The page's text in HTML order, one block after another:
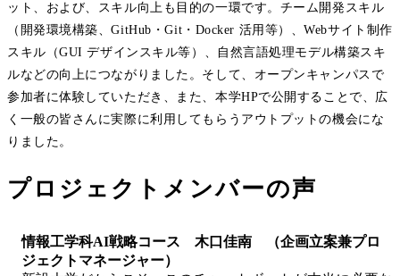
ット、および、スキル向上も目的の一環です。チーム開発スキル
（開発環境構築、GitHub・Git・Docker 活用等）、Webサイト制作
スキル（GUI デザインスキル等）、自然言語処理モデル構築スキ
ルなどの向上につながりました。そして、オープンキャンパスで
参加者に体験していただき、また、本学HPで公開することで、広
く一般の皆さんに実際に利用してもらうアウトプットの機会にな
りました。
プロジェクトメンバーの声
情報工学科AI戦略コース 木口佳南 （企画立案兼プロ
ジェクトマネージャー）